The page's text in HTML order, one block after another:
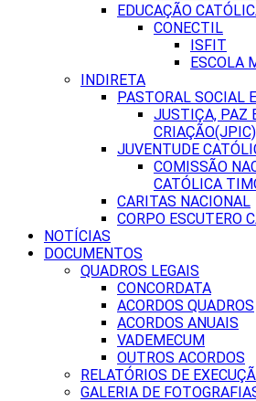
EDUCAÇÃO
CONECTIL
ISFIT
ESCOLA
INDIRETA
PASTORAL SOCIAL
JUSTIÇA, PAZ
CRIAÇÃO(JPIC)
JUVENTUDE
COMISSÃO
CATÓLICA
CARITAS NACIONAL
CORPO ESCUTERO
NOTÍCIAS
DOCUMENTOS
QUADROS LEGAIS
CONCORDATA
ACORDOS QUADROS
ACORDOS ANUAIS
VADEMECUM
OUTROS ACORDOS
RELATÓRIOS DE
GALERIA DE